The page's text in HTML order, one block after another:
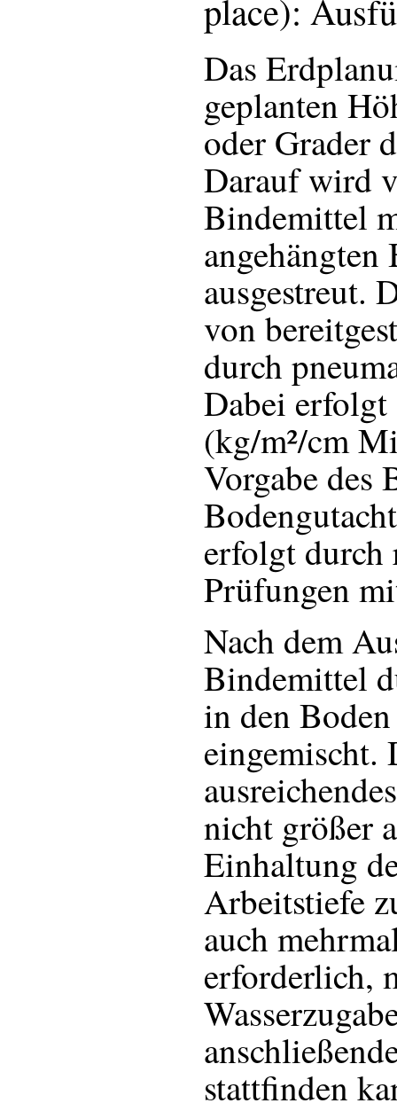
place):
Das
geplanten
oder Grader
Darauf wird
Bindemittel
ausgestreut.
von
durch
Dabei
(kg/m²/cm
Vorgabe des
erfolgt durch
Prüfungen
Nach dem
Bindemittel
in den
eingemischt.
nicht größer
Einhaltung
Arbeitstiefe
auch
erforderlich,
stattfinden